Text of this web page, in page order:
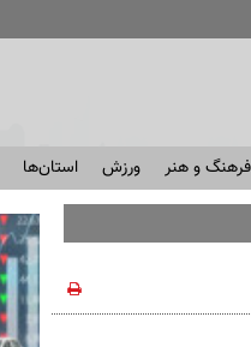
فرهنگ و هنر ورزش استان‌ها